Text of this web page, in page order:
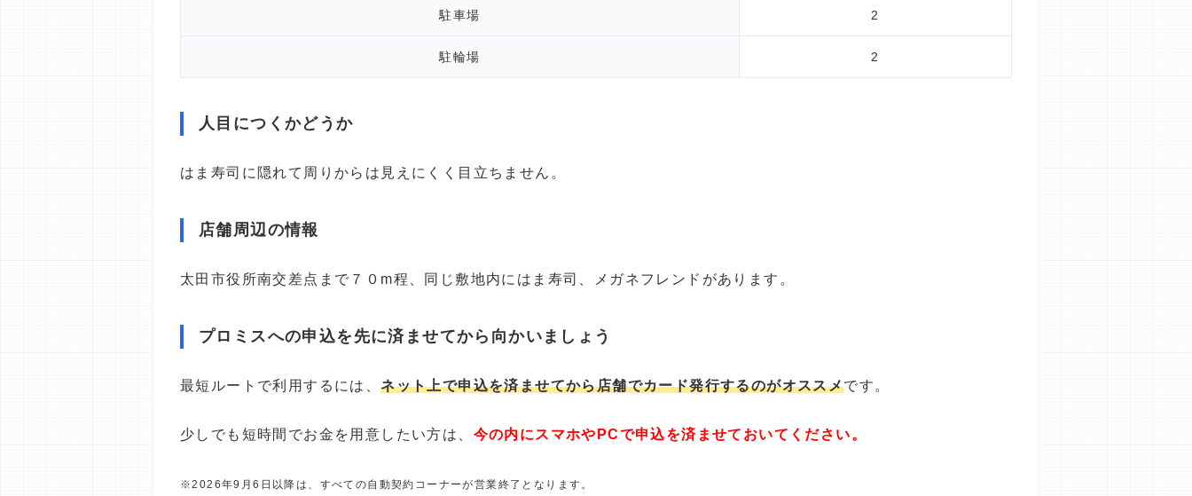
駐車場 2
駐輪場 2
人目につくかどうか
はま寿司に隠れて周りからは見えにくく目立ちません。
店舗周辺の情報
太田市役所南交差点まで７０m程、同じ敷地内にはま寿司、メガネフレンドがあります。
プロミスへの申込を先に済ませてから向かいましょう
最短ルートで利用するには、ネット上で申込を済ませてから店舗でカード発行するのがオススメです。
少しでも短時間でお金を用意したい方は、 今の内にスマホやPCで申込を済ませておいてください。
※2026年9月6日以降は、すべての自動契約コーナーが営業終了となります。